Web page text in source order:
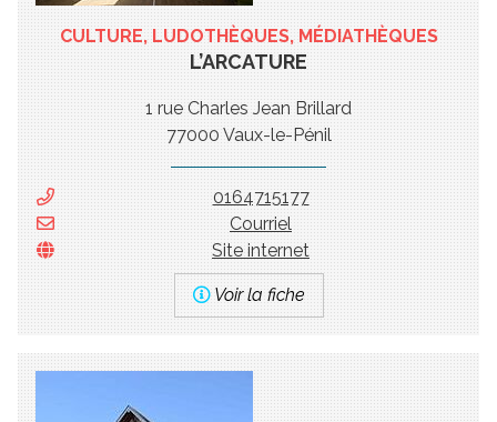
CULTURE, LUDOTHÈQUES, MÉDIATHÈQUES
L’ARCATURE
1 rue Charles Jean Brillard
77000 Vaux-le-Pénil
0164715177
Courriel
Site internet
Voir la fiche